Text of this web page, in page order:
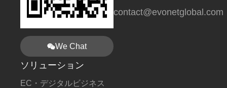
We Chat
contact@evonetglobal.com
ソリューション
EC・デジタルビジネス